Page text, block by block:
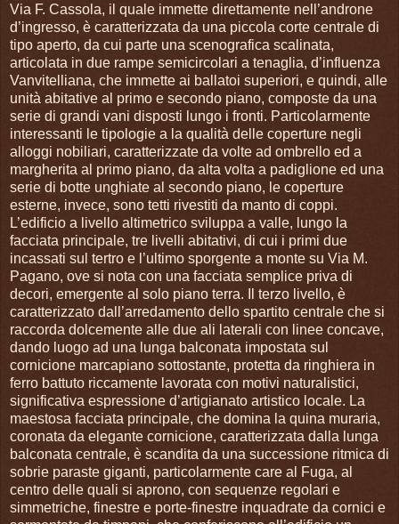
Via F. Cassola, il quale immette direttamente nell’androne
d’ingresso, è caratterizzata da una piccola corte centrale di
tipo aperto, da cui parte una scenografica scalinata,
articolata in due rampe semicircolari a tenaglia, d’influenza
Vanvitelliana, che immette ai ballatoi superiori, e quindi, alle
unità abitative al primo e secondo piano, composte da una
serie di grandi vani disposti lungo i fronti. Particolarmente
interessanti le tipologie a la qualità delle coperture negli
alloggi nobiliari, caratterizzate da volte ad ombrello ed a
margherita al primo piano, da alta volta a padiglione ed una
serie di botte unghiate al secondo piano, le coperture
esterne, invece, sono tetti rivestiti da manto di coppi.
L’edificio a livello altimetrico sviluppa a valle, lungo la
facciata principale, tre livelli abitativi, di cui i primi due
incassati sul tertro e l’ultimo sporgente a monte su Via M.
Pagano, ove si nota con una facciata semplice priva di
decori, emergente al solo piano terra. Il terzo livello, è
caratterizzato dall’arredamento dello spartito centrale che si
raccorda dolcemente alle due ali laterali con linee concave,
dando luogo ad una lunga balconata impostata sul
cornicione marcapiano sottostante, protetta da ringhiera in
ferro battuto riccamente lavorata con motivi naturalistici,
significativa espressione d’artigianato artistico locale. La
maestosa facciata principale, che domina la quina muraria,
coronata da elegante cornicione, caratterizzata dalla lunga
balconata centrale, è scandita da una successione ritmica di
sobrie paraste giganti, particolarmente care al Fuga, al
centro delle quali si aprono, con sequenze regolari e
simmetriche, finestre e porte-finestre inquadrate da cornici e